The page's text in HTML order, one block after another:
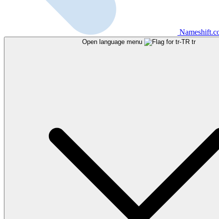
Open language menu tr